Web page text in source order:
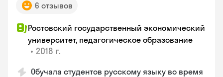
6 отзывов
Ростовский государственный экономический
университет, педагогическое образование
• 2018 г.
Обучала студентов русскому языку во время